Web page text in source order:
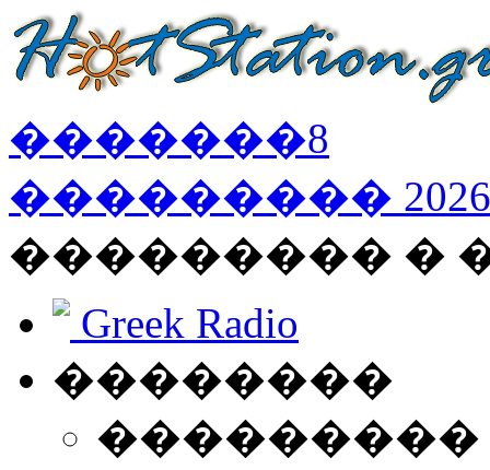
�������8
��������� 2026
��������� �
Greek Radio
��������